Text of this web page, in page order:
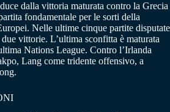
dalla vittoria maturata contro la Grecia
fondamentale per le sorti della
Nelle ultime cinque partite disputate
vittorie. L’ultima sconfitta è maturata
Nations League. Contro l’Irlanda
Lang come tridente offensivo, a